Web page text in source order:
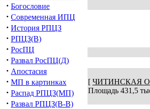
· Богословие
· Современная ИПЦ
· История РПЦЗ
· РПЦЗ(В)
· РосПЦ
· Развал РосПЦ(Д)
· Апостасия
· МП в картинках
· Распад РПЦЗ(МП)
· Развал РПЦЗ(В-В)
[ ЧИТИНСКАЯ
Площадь 431,5